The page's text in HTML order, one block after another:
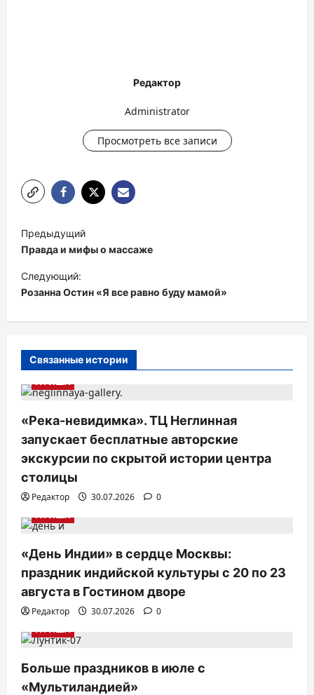
Редактор
Administrator
Просмотреть все записи
а
в
и
ц
я
п
о
з
а
и
с
я
м
Предыдущий
Правда и мифы о массаже
Следующий:
Розанна Остин «Я все равно буду мамой»
Связанные истории
АФИША
«Река-невидимка». ТЦ Неглинная
запускает бесплатные авторские
экскурсии по скрытой истории центра
столицы
Редактор 30.07.2026
0
АФИША
«День Индии» в сердце Москвы:
праздник индийской культуры с 20 по 23
августа в Гостином дворе
Редактор 30.07.2026
0
АФИША
Больше праздников в июле с
«Мультиландией»